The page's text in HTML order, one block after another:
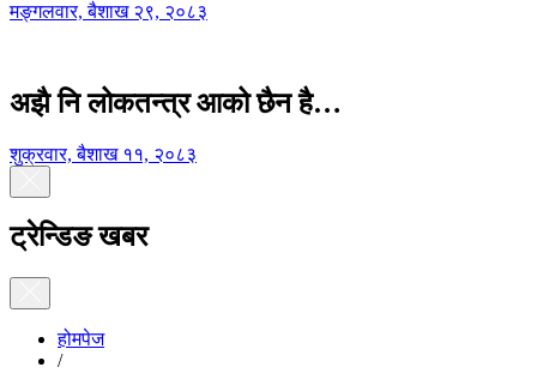
मङ्गलवार, बैशाख २९, २०८३
अझै नि लोकतन्त्र आको छैन है…
शुक्रवार, बैशाख ११, २०८३
ट्रेन्डिङ खबर
होमपेज
/